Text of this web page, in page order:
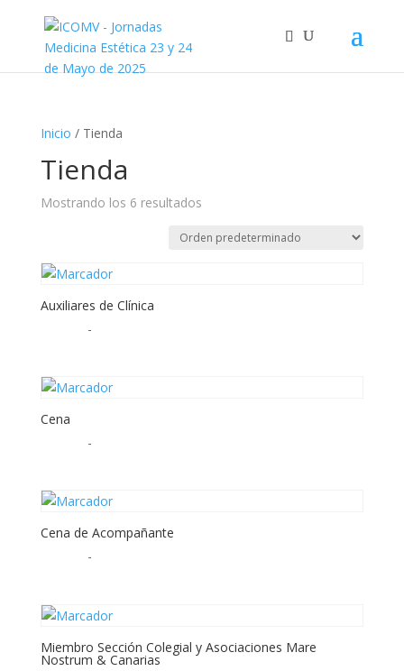
Inicio / Tienda
Tienda
Mostrando los 6 resultados
Auxiliares de Clínica
-
Cena
-
Cena de Acompañante
-
Miembro Sección Colegial y Asociaciones Mare
Nostrum & Canarias